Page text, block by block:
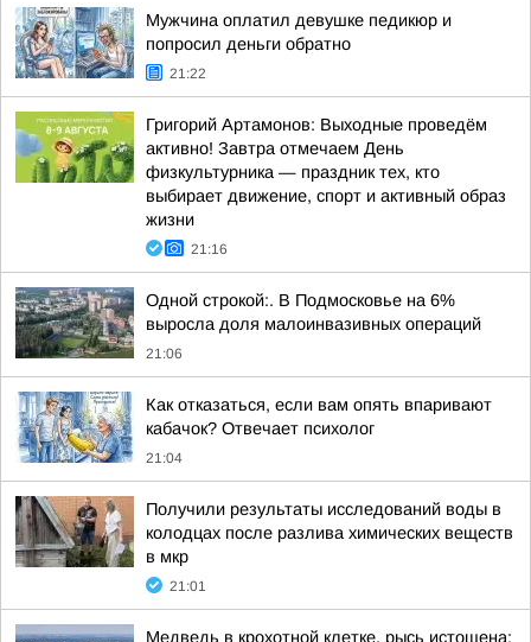
Мужчина оплатил девушке педикюр и
попросил деньги обратно
21:22
Григорий Артамонов: Выходные проведём
активно! Завтра отмечаем День
физкультурника — праздник тех, кто
выбирает движение, спорт и активный образ
жизни
21:16
Одной строкой:. В Подмосковье на 6%
выросла доля малоинвазивных операций
21:06
Как отказаться, если вам опять впаривают
кабачок? Отвечает психолог
21:04
Получили результаты исследований воды в
колодцах после разлива химических веществ
в мкр
21:01
Медведь в крохотной клетке, рысь истощена: